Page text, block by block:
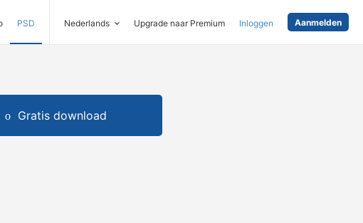
PSD Nederlands Upgrade naar Premium Inloggen Aanmelden
Gratis download